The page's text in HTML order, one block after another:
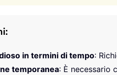
in termini di tempo:
temporanea: È necessario